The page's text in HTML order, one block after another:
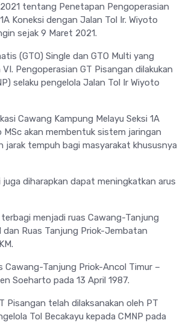
tentang Penetapan Pengoperasian
Koneksi dengan Jalan Tol Ir. Wiyoto
sejak 9 Maret 2021.
(GTO) Single dan GTO Multi yang
Pengoperasian GT Pisangan dilakukan
selaku pengelola Jalan Tol Ir Wiyoto
Cawang Kampung Melayu Seksi 1A
akan membentuk sistem jaringan
tempuh bagi masyarakat khususnya
diharapkan dapat meningkatkan arus
menjadi ruas Cawang-Tanjung
Ruas Tanjung Priok-Jembatan
Cawang-Tanjung Priok-Ancol Timur –
Soeharto pada 13 April 1987.
Pisangan telah dilaksanakan oleh PT
Tol Becakayu kepada CMNP pada